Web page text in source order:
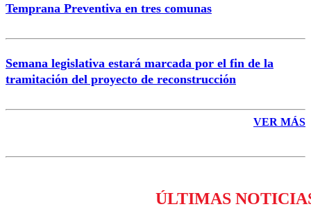
Temprana Preventiva en tres comunas
Semana legislativa estará marcada por el fin de la
tramitación del proyecto de reconstrucción
VER MÁS
ÚLTIMAS